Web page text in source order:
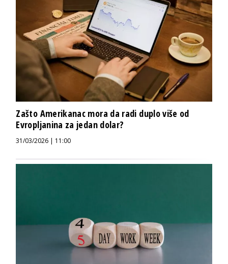
Zašto Amerikanac mora da radi duplo više od
Evropljanina za jedan dolar?
31/03/2026 | 11:00